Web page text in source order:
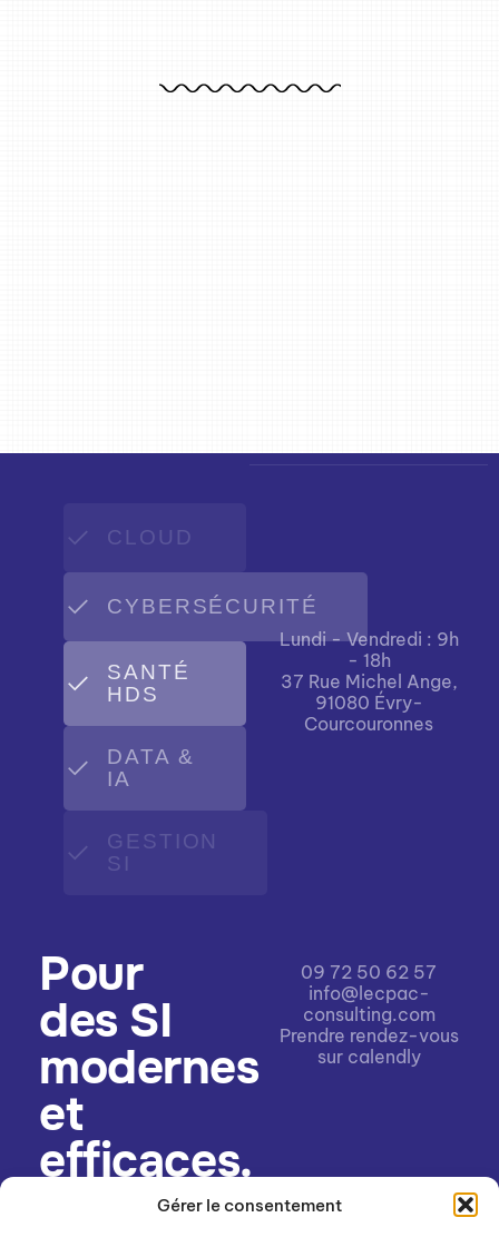
Gérer le consentement
Pour
des SI
modernes
et
efficaces.
CLOUD
CYBERSÉCURITÉ
SANTÉ
HDS
DATA &
IA
GESTION
SI
Lundi - Vendredi : 9h
- 18h
37 Rue Michel Ange,
91080 Évry-
Courcouronnes
09 72 50 62 57
info@lecpac-
consulting.com
Prendre rendez-vous
sur calendly